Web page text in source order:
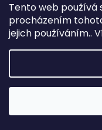
Tento web používá
procházením
jejich používáním..
Čistící maska s
z granátového